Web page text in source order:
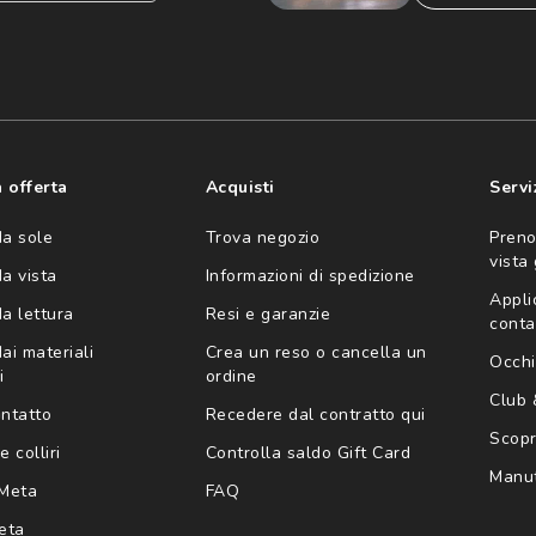
(consultare
offerta
sole
vista
lettura
materiali
colliri
Acquisti
Trova negozio
Informazioni di spedizione
Resi e garanzie
Crea un reso o cancella un
ordine
Recedere dal contratto qui
Controlla saldo Gift Card
FAQ
vista
Club